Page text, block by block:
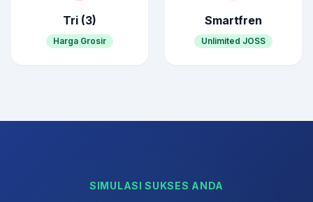
Tri (3)
Harga Grosir
Smartfren
Unlimited JOSS
SIMULASI SUKSES ANDA